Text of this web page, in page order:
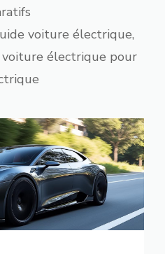
voiture électrique,
voiture électrique pour